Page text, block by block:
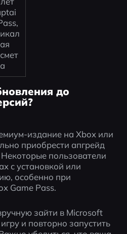
до
издание на Xbox или
приобрести апгрейд
пользователи
с установкой или
особенно при
Game Pass.
зайти в Microsoft
и повторно запустить